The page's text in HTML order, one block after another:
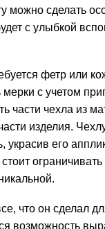
можно сделать
с улыбкой
фетр или
мерки с учетом
части чехла из
изделия.
украсив его
что он сделал
возможность